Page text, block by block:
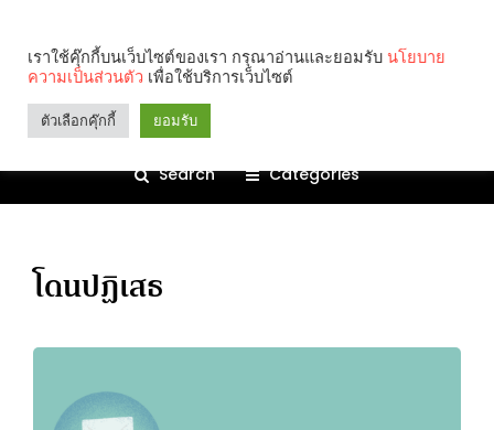
Search Categories
โดนปฏิเสธ
เราใช้คุ๊กกี้บนเว็บไซต์ของเรา กรุณาอ่านและยอมรับ นโยบาย
ความเป็นส่วนตัว เพื่อใช้บริการเว็บไซต์
ตัวเลือกคุ๊กกี้ ยอมรับ